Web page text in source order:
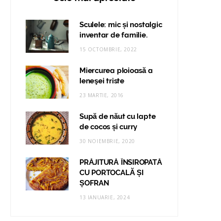
Sculele: mic și nostalgic
inventar de familie.
15 OCTOMBRIE, 2022
Miercurea ploioasă a
leneşei triste
23 MARTIE, 2016
Supă de năut cu lapte
de cocos și curry
30 NOIEMBRIE, 2020
PRĂJITURĂ ÎNSIROPATĂ
CU PORTOCALĂ ȘI
ȘOFRAN
13 IANUARIE, 2024